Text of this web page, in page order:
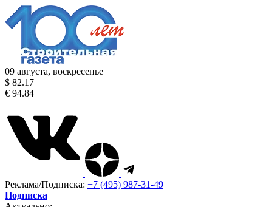
09 августа, воскресенье
$ 82.17
€ 94.84
Реклама/Подписка: +7 (495) 987-31-49
Подписка